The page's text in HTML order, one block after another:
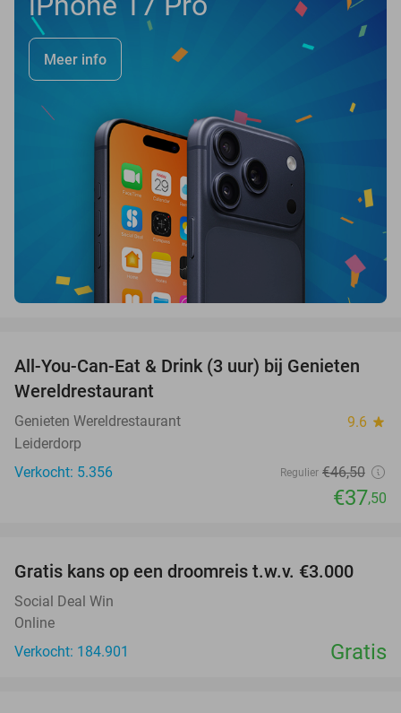
Meer info
19%
All-You-Can-Eat & Drink (3 uur) bij Genieten
Wereldrestaurant
Genieten Wereldrestaurant 9.6 star
Leiderdorp
Verkocht: 5.356
Regulier €46,50
€37,50
Gratis kans op een droomreis t.w.v. €3.000
Social Deal Win
Online
Verkocht: 184.901
Gratis